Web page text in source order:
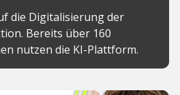
die Digitalisierung der
Bereits über 160
nutzen die KI-Plattform.